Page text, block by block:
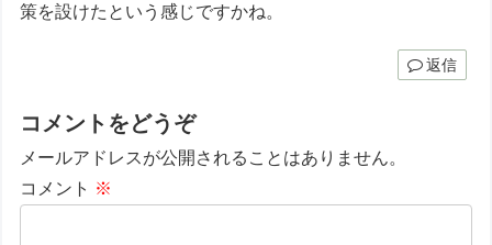
策を設けたという感じですかね。
返信
コメントをどうぞ
メールアドレスが公開されることはありません。
コメント ※